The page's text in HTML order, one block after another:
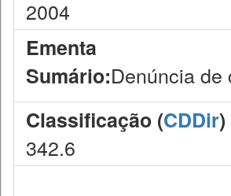
2004
Ementa
Sumário:Denúncia
Classificação (CDDir)
342.6